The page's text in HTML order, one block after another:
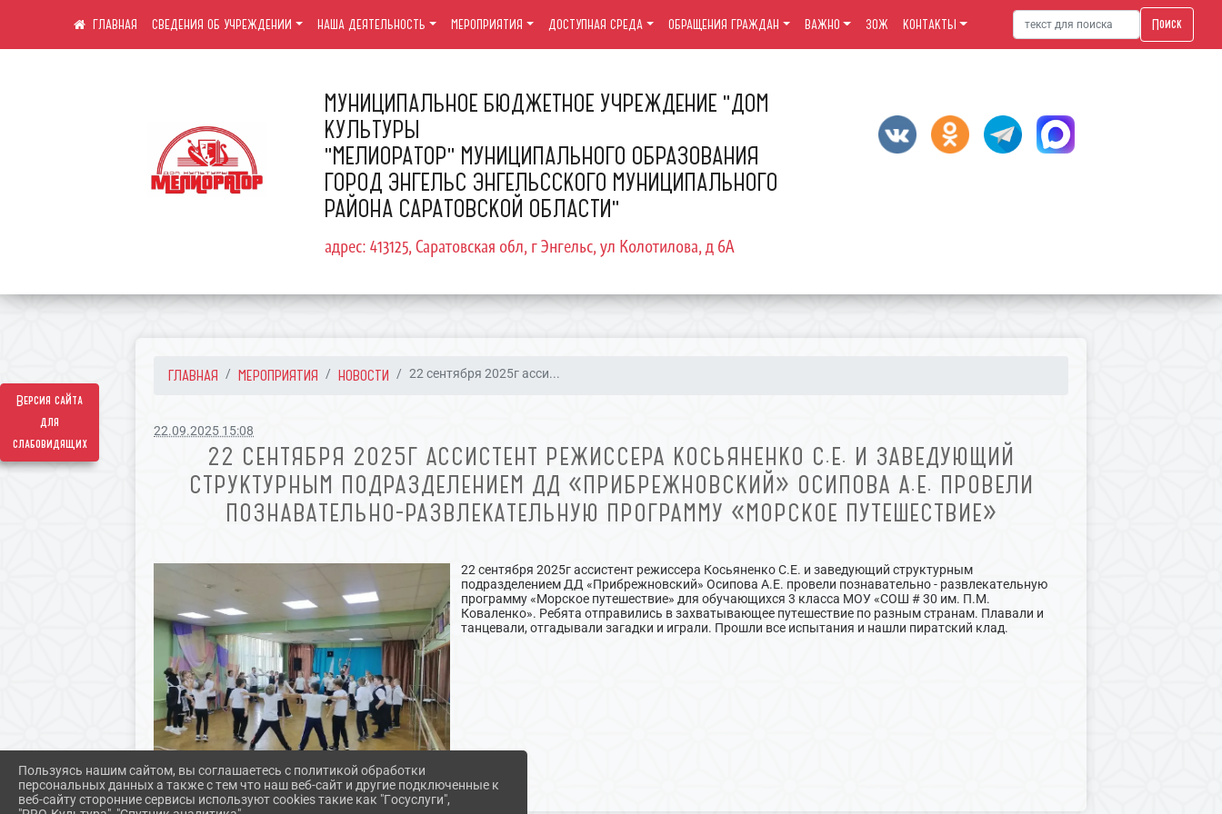
Версия сайта
для
слабовидящих
МУНИЦИПАЛЬНОЕ БЮДЖЕТНОЕ УЧРЕЖДЕНИЕ "ДОМ
КУЛЬТУРЫ
"МЕЛИОРАТОР" МУНИЦИПАЛЬНОГО ОБРАЗОВАНИЯ
ГОРОД ЭНГЕЛЬС ЭНГЕЛЬССКОГО МУНИЦИПАЛЬНОГО
РАЙОНА САРАТОВСКОЙ ОБЛАСТИ"
адрес: 413125, Саратовская обл, г Энгельс, ул Колотилова, д 6А
СВЕДЕНИЯ ОБ УЧРЕЖДЕНИИ НАША ДЕЯТЕЛЬНОСТЬ МЕРОПРИЯТИЯ ДОСТУПНАЯ СРЕДА ОБРАЩЕНИЯ ГРАЖДАН ВАЖНО ЗОЖ КОНТАКТЫ Поиск
ГЛАВНАЯ МЕРОПРИЯТИЯ НОВОСТИ 22 сентября 2025г асси...
22.09.2025 15:08
22 СЕНТЯБРЯ 2025Г АССИСТЕНТ РЕЖИССЕРА КОСЬЯНЕНКО С.Е. И ЗАВЕДУЮЩИЙ
СТРУКТУРНЫМ ПОДРАЗДЕЛЕНИЕМ ДД «ПРИБРЕЖНОВСКИЙ» ОСИПОВА А.Е. ПРОВЕЛИ
ПОЗНАВАТЕЛЬНО-РАЗВЛЕКАТЕЛЬНУЮ ПРОГРАММУ «МОРСКОЕ ПУТЕШЕСТВИЕ»
22 сентября 2025г ассистент режиссера Косьяненко С.Е. и заведующий структурным
подразделением ДД «Прибрежновский» Осипова А.Е. провели познавательно - развлекательную
программу «Морское путешествие» для обучающихся 3 класса МОУ «СОШ # 30 им. П.М.
Коваленко». Ребята отправились в захватывающее путешествие по разным странам. Плавали и
танцевали, отгадывали загадки и играли. Прошли все испытания и нашли пиратский клад.
Пользуясь нашим сайтом, вы соглашаетесь с политикой обработки
персональных данных а также с тем что наш веб-сайт и другие подключенные к
веб-сайту сторонние сервисы используют cookies такие как "Госуслуги",